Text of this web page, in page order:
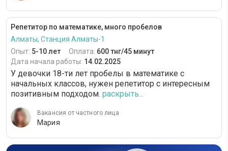
Репетитор по математике, много пробелов
Алматы, Станция Алматы-1
Опыт: 5-10 лет Оплата: 600 тнг/45 минут
Дата начала работы: 14.02.2025
У девочки 18-ти лет пробелы в математике с
начальных классов, нужен репетитор с интересным
позитивным подходом. раскрыть...
Вакансия от частного лица
Мария